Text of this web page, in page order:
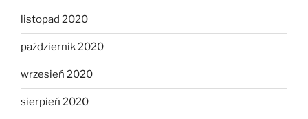
listopad 2020
październik 2020
wrzesień 2020
sierpień 2020